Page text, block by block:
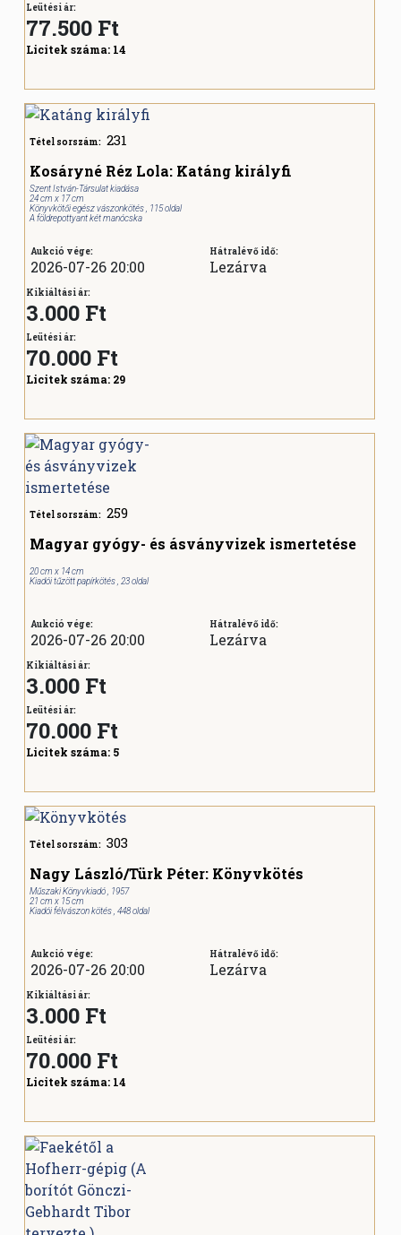
Leütési ár:
77.500 Ft
Licitek száma: 14
Tétel sorszám: 231
Kosáryné Réz Lola: Katáng királyfi
Szent István-Társulat kiadása
24 cm x 17 cm
Könyvkötői egész vászonkötés , 115 oldal
A földrepottyant két manócska
Aukció vége:
2026-07-26 20:00
Hátralévő idő:
Lezárva
Kikiáltási ár:
3.000 Ft
Leütési ár:
70.000 Ft
Licitek száma: 29
Tétel sorszám: 259
Magyar gyógy- és ásványvizek ismertetése
20 cm x 14 cm
Kiadói tűzött papírkötés , 23 oldal
Aukció vége:
2026-07-26 20:00
Hátralévő idő:
Lezárva
Kikiáltási ár:
3.000 Ft
Leütési ár:
70.000 Ft
Licitek száma: 5
Tétel sorszám: 303
Nagy László/Türk Péter: Könyvkötés
Műszaki Könyvkiadó , 1957
21 cm x 15 cm
Kiadói félvászon kötés , 448 oldal
Aukció vége:
2026-07-26 20:00
Hátralévő idő:
Lezárva
Kikiáltási ár:
3.000 Ft
Leütési ár:
70.000 Ft
Licitek száma: 14